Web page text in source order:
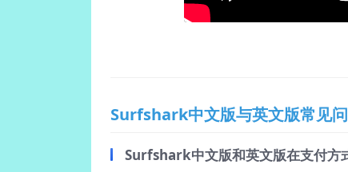
Surfshark中文版与英文版常见
Surfshark中文版和英文版在支付方